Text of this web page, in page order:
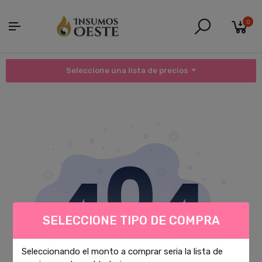
0
Seleccione una lista de precios
SELECCIONE TIPO DE COMPRA
Seleccionando el monto a comprar seria la lista de